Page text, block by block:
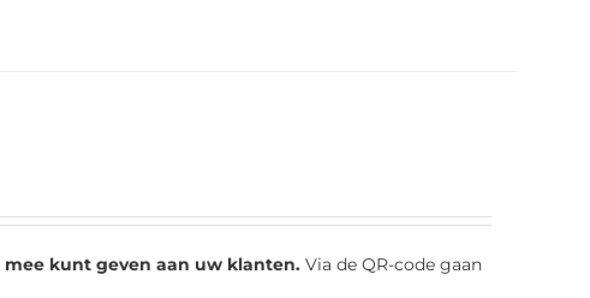
mee kunt geven aan uw klanten.Via de QR-code gaan